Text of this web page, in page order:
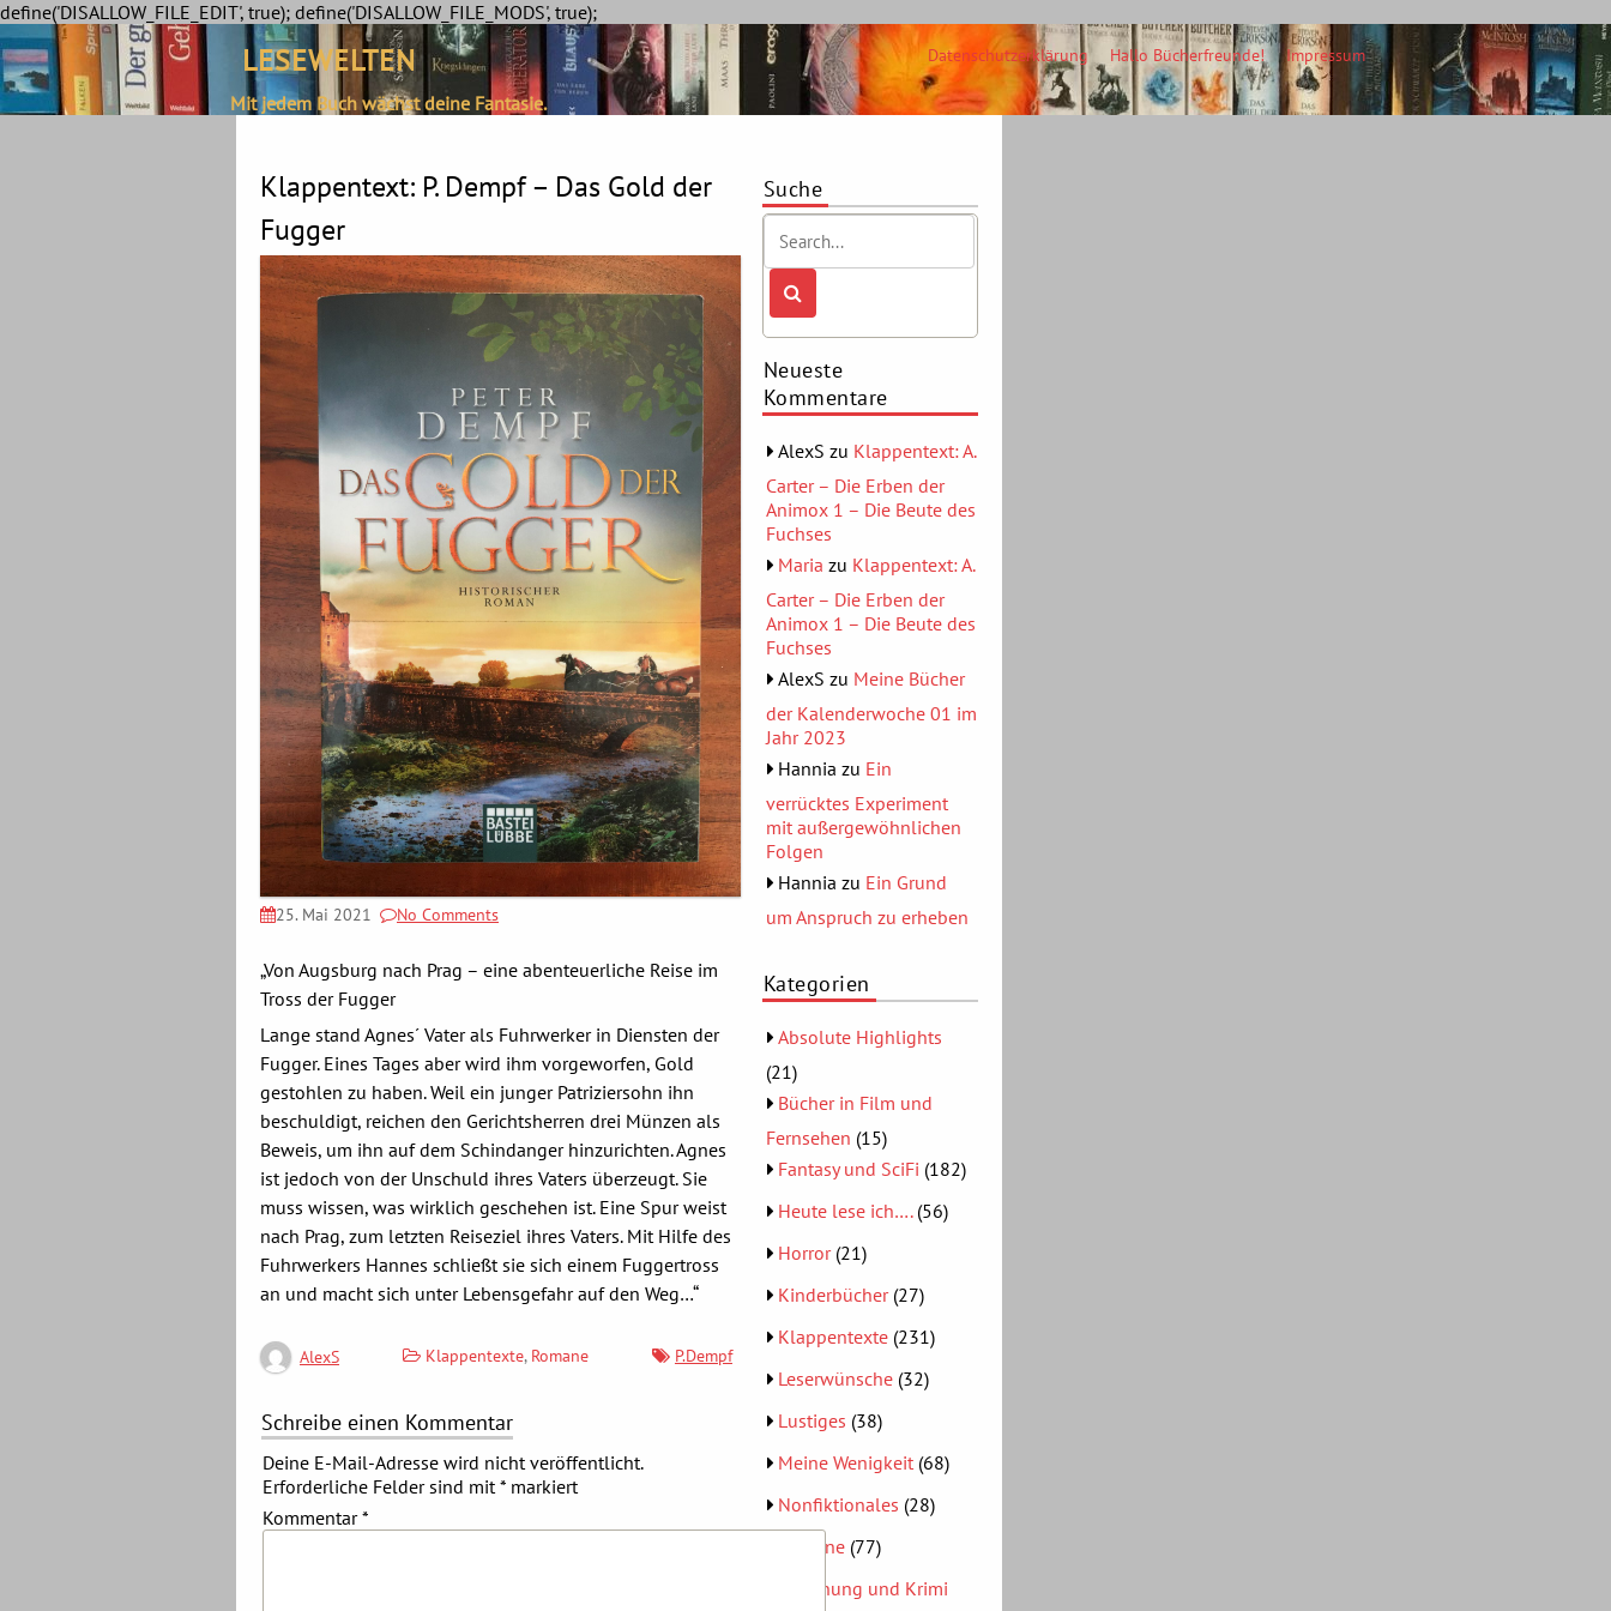
define('DISALLOW_FILE_EDIT', true); define('DISALLOW_FILE_MODS', true);Skip
to
content
LESEWELTEN
Mit jedem Buch wächst deine Fantasie.
Datenschutzerklärung Hallo Bücherfreunde! Impressum
Klappentext: P. Dempf – Das Gold der
Fugger
25. Mai 2021 No Comments
„Von Augsburg nach Prag – eine abenteuerliche Reise im
Tross der Fugger
Lange stand Agnes´ Vater als Fuhrwerker in Diensten der
Fugger. Eines Tages aber wird ihm vorgeworfen, Gold
gestohlen zu haben. Weil ein junger Patriziersohn ihn
beschuldigt, reichen den Gerichtsherren drei Münzen als
Beweis, um ihn auf dem Schindanger hinzurichten. Agnes
ist jedoch von der Unschuld ihres Vaters überzeugt. Sie
muss wissen, was wirklich geschehen ist. Eine Spur weist
nach Prag, zum letzten Reiseziel ihres Vaters. Mit Hilfe des
Fuhrwerkers Hannes schließt sie sich einem Fuggertross
an und macht sich unter Lebensgefahr auf den Weg…“
AlexS Klappentexte, Romane P.Dempf
Schreibe einen Kommentar
Deine E-Mail-Adresse wird nicht veröffentlicht.
Erforderliche Felder sind mit * markiert
Kommentar*
Suche
Neueste
Kommentare
AlexS zu Klappentext: A.
Carter – Die Erben der
Animox 1 – Die Beute des
Fuchses
Maria zu Klappentext: A.
Carter – Die Erben der
Animox 1 – Die Beute des
Fuchses
AlexS zu Meine Bücher
der Kalenderwoche 01 im
Jahr 2023
Hannia zu Ein
verrücktes Experiment
mit außergewöhnlichen
Folgen
Hannia zu Ein Grund
um Anspruch zu erheben
Kategorien
Absolute Highlights
(21)
Bücher in Film und
Fernsehen (15)
Fantasy und SciFi (182)
Heute lese ich….(56)
Horror(21)
Kinderbücher(27)
Klappentexte(231)
Leserwünsche(32)
Lustiges (38)
Meine Wenigkeit(68)
Nonfiktionales (28)
Romane(77)
Spannung und Krimi